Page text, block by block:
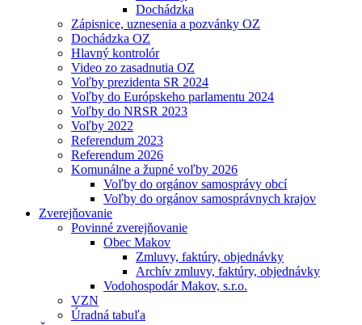
Dochádzka
Zápisnice, uznesenia a pozvánky OZ
Dochádzka OZ
Hlavný kontrolór
Video zo zasadnutia OZ
Voľby prezidenta SR 2024
Voľby do Európskeho parlamentu 2024
Voľby do NRSR 2023
Voľby 2022
Referendum 2023
Referendum 2026
Komunálne a župné voľby 2026
Voľby do orgánov samosprávy obcí
Voľby do orgánov samosprávnych krajov
Zverejňovanie
Povinné zverejňovanie
Obec Makov
Zmluvy, faktúry, objednávky
Archív zmluvy, faktúry, objednávky
Vodohospodár Makov, s.r.o.
VZN
Úradná tabuľa